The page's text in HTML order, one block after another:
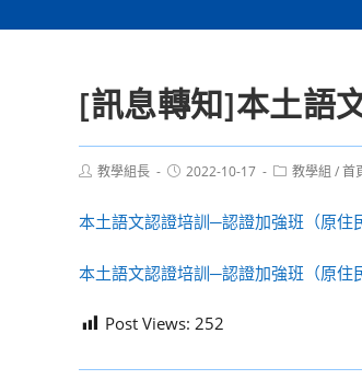
[訊息轉知]本土語
Post教學組長
Post2022-10-17
Post教學組 /首
本土語文認證培訓─認證加強班（原住
本土語文認證培訓─認證加強班（原住
Post Views: 252